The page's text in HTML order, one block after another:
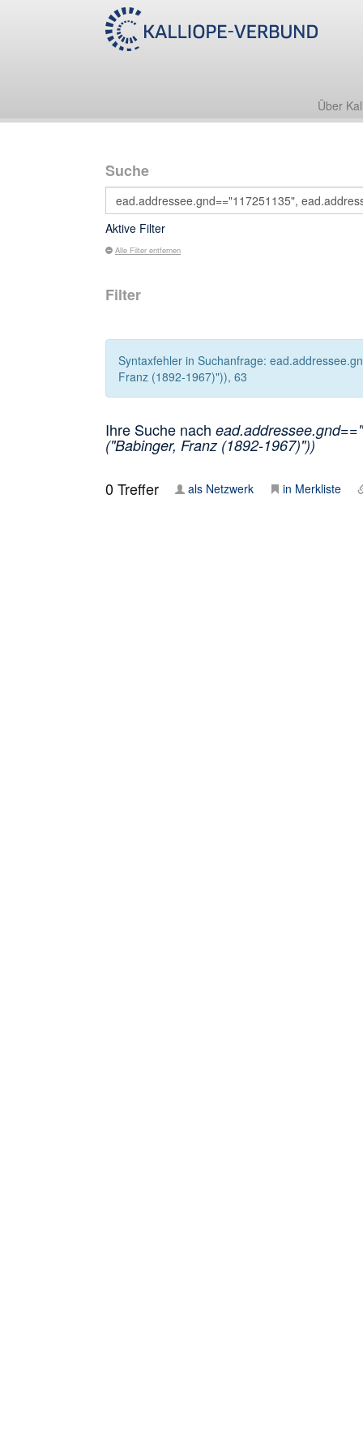
Über
Suche
Aktive Filter
Alle Filter entfernen
Filter
Syntaxfehler in Suchanfrage:
Franz (1892-1967)")), 63
Ihre Suche nach
("Babinger, Franz (1892-1967)"))
0Treffer als Netzwerk in Merkliste